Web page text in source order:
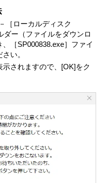
りません。
される本情報のみによっ
組み合わせることによっ
特定することはできませ
ま個人を特定する目的では
アが収集する本情報は、
E-mailアドレスなど、個人
VAIOのプライバシーポリ
ソフトウェアにエラー、バ
くは許諾ソフトウェアが
諾ソフトウェアの使用が
与えないことを保証しま
権利者は、当該エラー、バ
許諾ソフトウェアの一部
［ローカルディスク
ダー（ファイルをダウンロ
［SP000838.exe］ファイ
い。
示されますので、[OK]をク